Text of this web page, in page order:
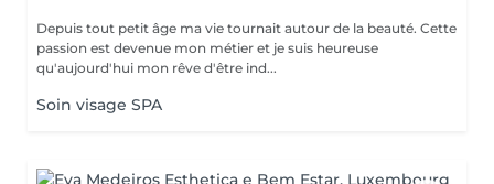
Depuis tout petit âge ma vie tournait autour de la beauté. Cette
passion est devenue mon métier et je suis heureuse
qu'aujourd'hui mon rêve d'être ind...
Soin visage SPA